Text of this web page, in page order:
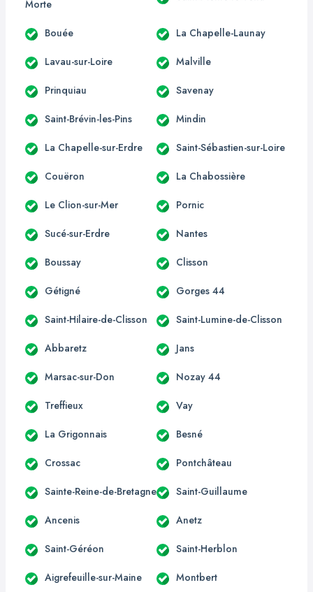
Morte
Bouée La Chapelle-Launay
Lavau-sur-Loire Malville
Prinquiau Savenay
Saint-Brévin-les-Pins Mindin
La Chapelle-sur-Erdre Saint-Sébastien-sur-Loire
Couëron La Chabossière
Le Clion-sur-Mer Pornic
Sucé-sur-Erdre Nantes
Boussay Clisson
Gétigné Gorges 44
Saint-Hilaire-de-Clisson Saint-Lumine-de-Clisson
Abbaretz Jans
Marsac-sur-Don Nozay 44
Treffieux Vay
La Grigonnais Besné
Crossac Pontchâteau
Sainte-Reine-de-Bretagne Saint-Guillaume
Ancenis Anetz
Saint-Géréon Saint-Herblon
Aigrefeuille-sur-Maine Montbert